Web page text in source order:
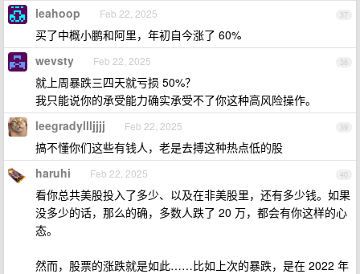
37
leahoop Feb 22, 2025
买了中概小鹏和阿里，年初自今涨了 60%
38
wevsty Feb 22, 2025
就上周暴跌三四天就亏损 50%？
我只能说你的承受能力确实承受不了你这种高风险操作。
39
leegradyllljjjj Feb 22, 2025
搞不懂你们这些有钱人，老是去搏这种热点低的股
40
haruhi Feb 22, 2025
看你总共美股投入了多少、以及在非美股里，还有多少钱。如果
没多少的话，那么的确，多数人跌了 20 万，都会有你这样的心
态。
然而，股票的涨跌就是如此……比如上次的暴跌，是在 2022 年